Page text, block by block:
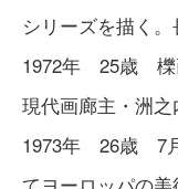
シリーズを描く。
1972年 25歳 櫟
現代画廊主・洲之
1973年 26歳 7